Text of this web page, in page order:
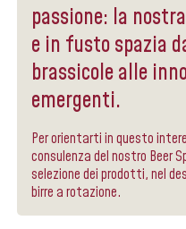
passione: la
e in fusto spazia
brassicole alle
emergenti.
Per orientarti in questo
consulenza del nostro Beer
selezione dei prodotti, nel
birre a rotazione.